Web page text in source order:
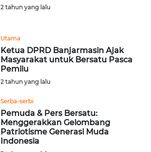
2 tahun yang lalu
Utama
Ketua DPRD Banjarmasin Ajak
Masyarakat untuk Bersatu Pasca
Pemilu
2 tahun yang lalu
Serba-serbi
Pemuda & Pers Bersatu:
Menggerakkan Gelombang
Patriotisme Generasi Muda
Indonesia